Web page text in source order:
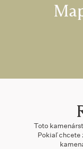
Toto
Pokiaľ chcete